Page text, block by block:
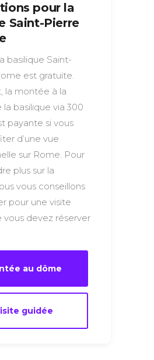
pour la
Saint-Pierre
basilique Saint-
est gratuite.
la montée à la
basilique via 300
payante si vous
d’une vue
sur Rome. Pour
plus sur la
vous conseillons
pour une visite
vous devez réserver
au dôme
guidée